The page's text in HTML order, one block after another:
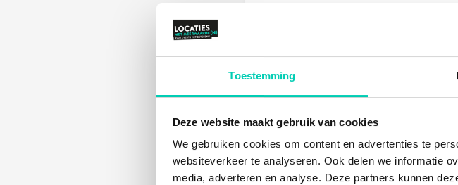
Toestemming
Deze website maakt gebruik van cookies
We gebruiken cookies om content en advertenties te
websiteverkeer te analyseren. Ook delen we informatie
media, adverteren en analyse. Deze partners kunnen
Moods theater van KAS
De moderne en comfortabel
200 personen. De zes
bedienen, bieden eindeloze
communiceren , wat echt een WOW
ook ontvangen in de ZuidKas of
deel van je bijeenkomst.